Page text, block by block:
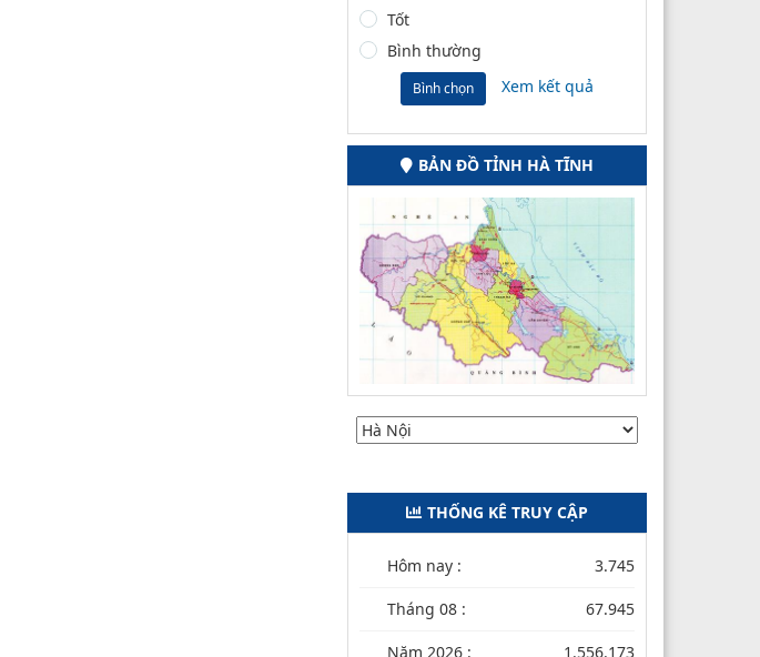
Tốt
Bình thường
Bình chọn Xem kết quả
BẢN ĐỒ TỈNH HÀ TĨNH
THỐNG KÊ TRUY CẬP
Hôm nay : 3.745
Tháng 08 : 67.945
Năm 2026 : 1.556.173